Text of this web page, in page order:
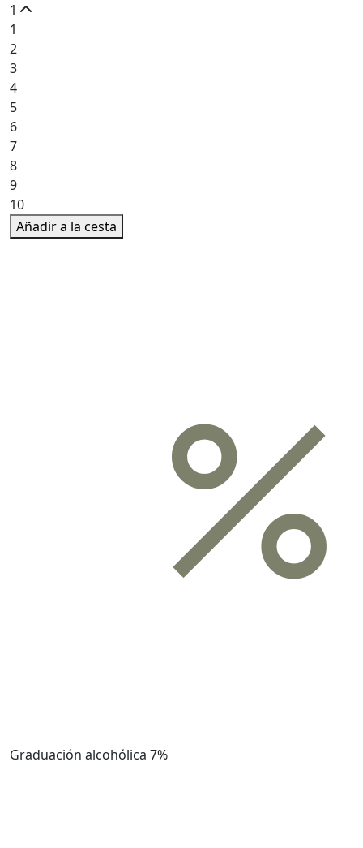
1
1
2
3
4
5
6
7
8
9
10
Añadir a la cesta
Graduación alcohólica 7%